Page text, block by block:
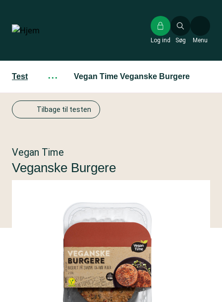
hovedindhold
Søg
Log ind Menu
Test ··· Vegan Time Veganske Burgere
Tilbage til testen
Vegan Time
Veganske Burgere